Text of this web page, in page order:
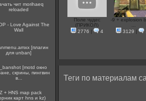
чит morihaeq
reloaded
- Love Against The
Wall
[плагин
для unban]
[motd окно
скрины, пингвин
в...
+ HNS map pack
карт hns и kz)
Поле чудес
(ПРИКОЛ)
2776 | 4
-9 + explosion
3129 |
Теги по материалам